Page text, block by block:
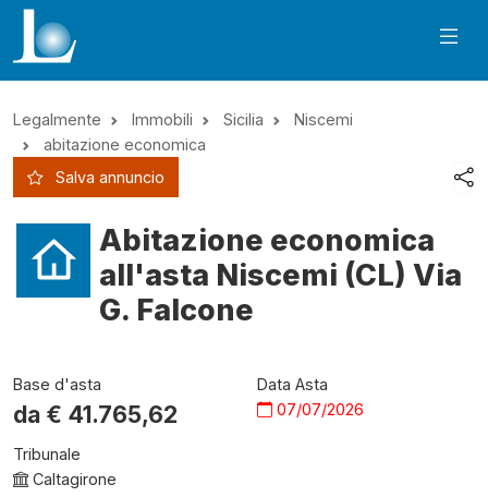
Legalmente Immobili Sicilia
Niscemi
abitazione economica
Salva annuncio
Abitazione economica
all'asta Niscemi (CL) Via
G. Falcone
Base d'asta
da € 41.765,62
Data Asta
07/07/2026
Tribunale
Caltagirone